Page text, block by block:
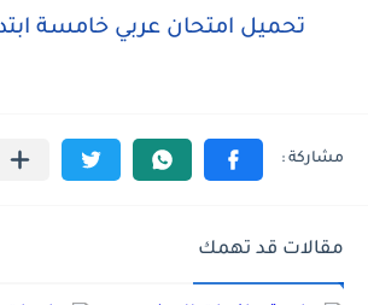
تحميل امتحان عربي خامسة
مقالات قد تهمك